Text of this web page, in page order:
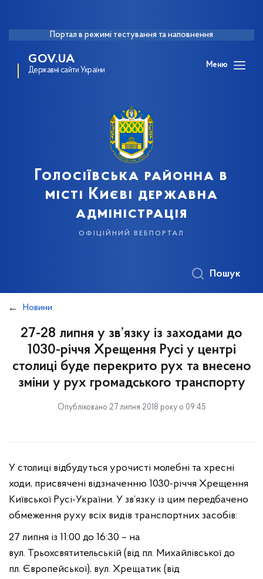
Портал в режимі тестування та наповнення
GOV.UA
Державні сайти України
Меню
Голосіївська районна в
місті Києві державна
адміністрація
офіційний вебпортал
Пошук
Новини
27-28 липня у зв’язку із заходами до
1030-річчя Хрещення Русі у центрі
столиці буде перекрито рух та внесено
зміни у рух громадського транспорту
Опубліковано 27 липня 2018 року о 09:45
У столиці відбудуться урочисті молебні та хресні
ходи, присвячені відзначенню 1030-річчя Хрещення
Київської Русі-України. У зв’язку із цим передбачено
обмеження руху всіх видів транспортних засобів:
27 липня із 11:00 до 16:30 – на
вул. Трьохсвятительській (від пл. Михайлівської до
пл. Європейської), вул. Хрещатик (від